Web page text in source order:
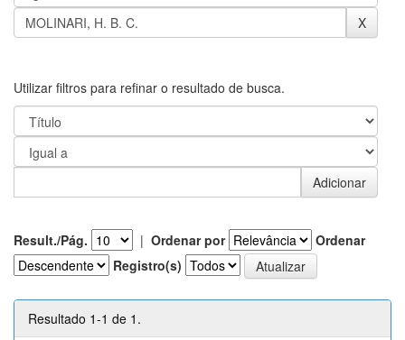
Utilizar filtros para refinar o resultado de busca.
Result./Pág. | Ordenar por
Ordenar
Registro(s)
Resultado 1-1 de 1.